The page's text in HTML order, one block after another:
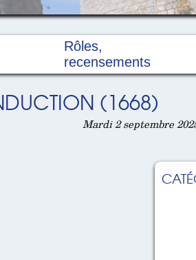
Rôles,
recensements
(1668)
Mardi 2 septembre